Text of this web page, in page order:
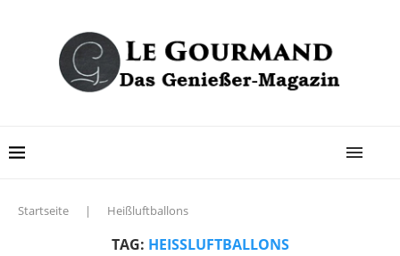
Startseite | Heißluftballons
TAG: HEISSLUFTBALLONS